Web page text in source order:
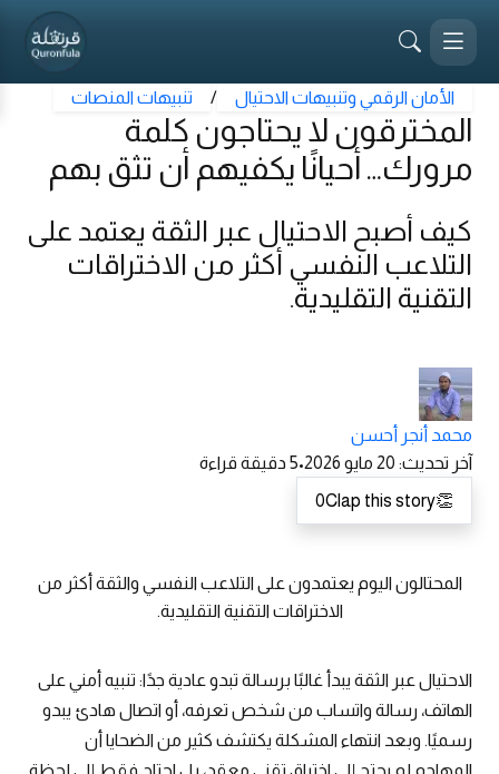
الأمان الرقمي وتنبيهات الاحتيال / تنبيهات المنصات
المخترقون لا يحتاجون كلمة
مرورك… أحيانًا يكفيهم أن تثق بهم
كيف أصبح الاحتيال عبر الثقة يعتمد على
التلاعب النفسي أكثر من الاختراقات
التقنية التقليدية.
محمد أنجر أحسن
آخر تحديث: 20 مايو 2026 •
5 دقيقة قراءة
👏
0Clap this story
المحتالون اليوم يعتمدون على التلاعب النفسي والثقة أكثر من
الاختراقات التقنية التقليدية.
الاحتيال عبر الثقة يبدأ غالبًا برسالة تبدو عادية جدًا: تنبيه أمني على
الهاتف، رسالة واتساب من شخص تعرفه، أو اتصال هادئ يبدو
رسميًا. وبعد انتهاء المشكلة يكتشف كثير من الضحايا أن
المهاجم لم يحتج إلى اختراق تقني معقد، بل احتاج فقط إلى لحظة